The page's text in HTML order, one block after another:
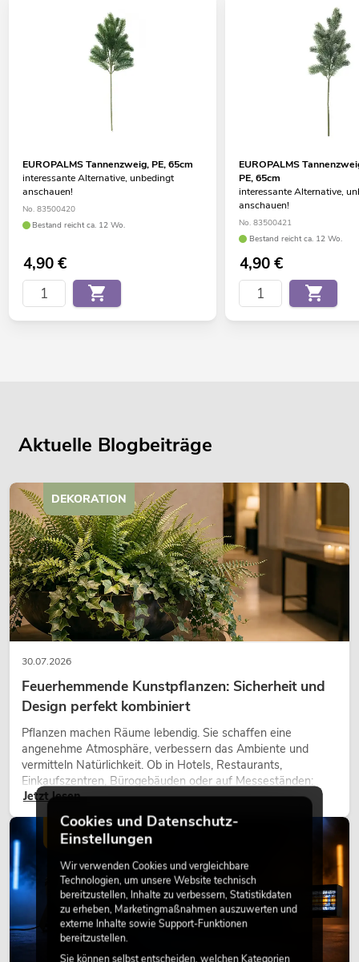
EUROPALMS Tannenzweig, PE, 65cm
interessante Alternative, unbedingt
anschauen!
No. 83500420
Bestand reicht ca. 12 Wo.
4,90€
EUROPALMS
PE, 65cm
interessante Alternative,
anschauen!
No. 83500421
Bestand reicht ca. 12 Wo.
4,90€
Aktuelle Blogbeiträge
30.07.2026
Feuerhemmende Kunstpflanzen: Sicherheit und
Design perfekt kombiniert
Pflanzen machen Räume lebendig. Sie schaffen eine
angenehme Atmosphäre, verbessern das Ambiente und
vermitteln Natürlichkeit. Ob in Hotels, Restaurants,
Einkaufszentren, Bürogebäuden oder auf Messeständen:
eine hochwertige Begrünung gehört heute längst zum
modernen Raumkonzept.
Jetzt lesen
DEKORATION
LICHT
Cookies und Datenschutz-
Einstellungen
Wir verwenden Cookies und vergleichbare
Technologien, um unsere Website technisch
bereitzustellen, Inhalte zu verbessern, Statistikdaten
zu erheben, Marketingmaßnahmen auszuwerten und
externe Inhalte sowie Support-Funktionen
bereitzustellen.
Sie können selbst entscheiden, welchen Kategorien